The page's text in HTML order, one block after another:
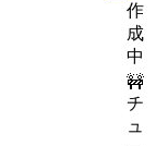
作
成
中
🚧
チ
ュ